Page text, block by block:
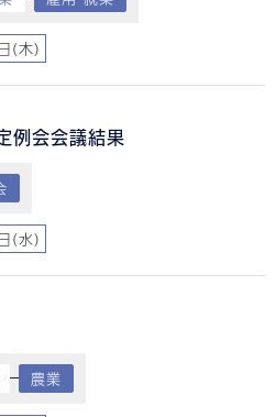
(木)
例会会議結果
(水)
農業